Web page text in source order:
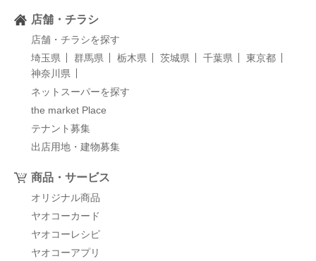
店舗・チラシ
店舗・チラシを探す
埼玉県
群馬県 栃木県 茨城県 千葉県
東京都
神奈川県
ネットスーパーを探す
the market Place
テナント募集
出店用地・建物募集
商品・サービス
オリジナル商品
ヤオコーカード
ヤオコーレシピ
ヤオコーアプリ